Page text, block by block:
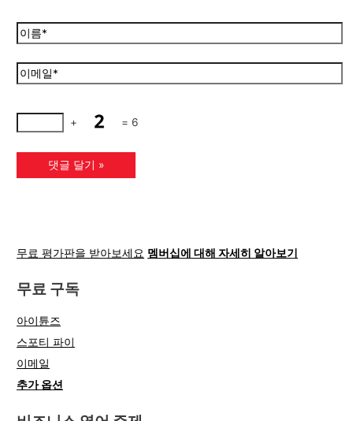
+ = 6
무료 평가판을 받아보세요 멤버십에 대해 자세히 알아보기
무료 구독
아이튠즈
스포티 파이
이메일
추가 옵션